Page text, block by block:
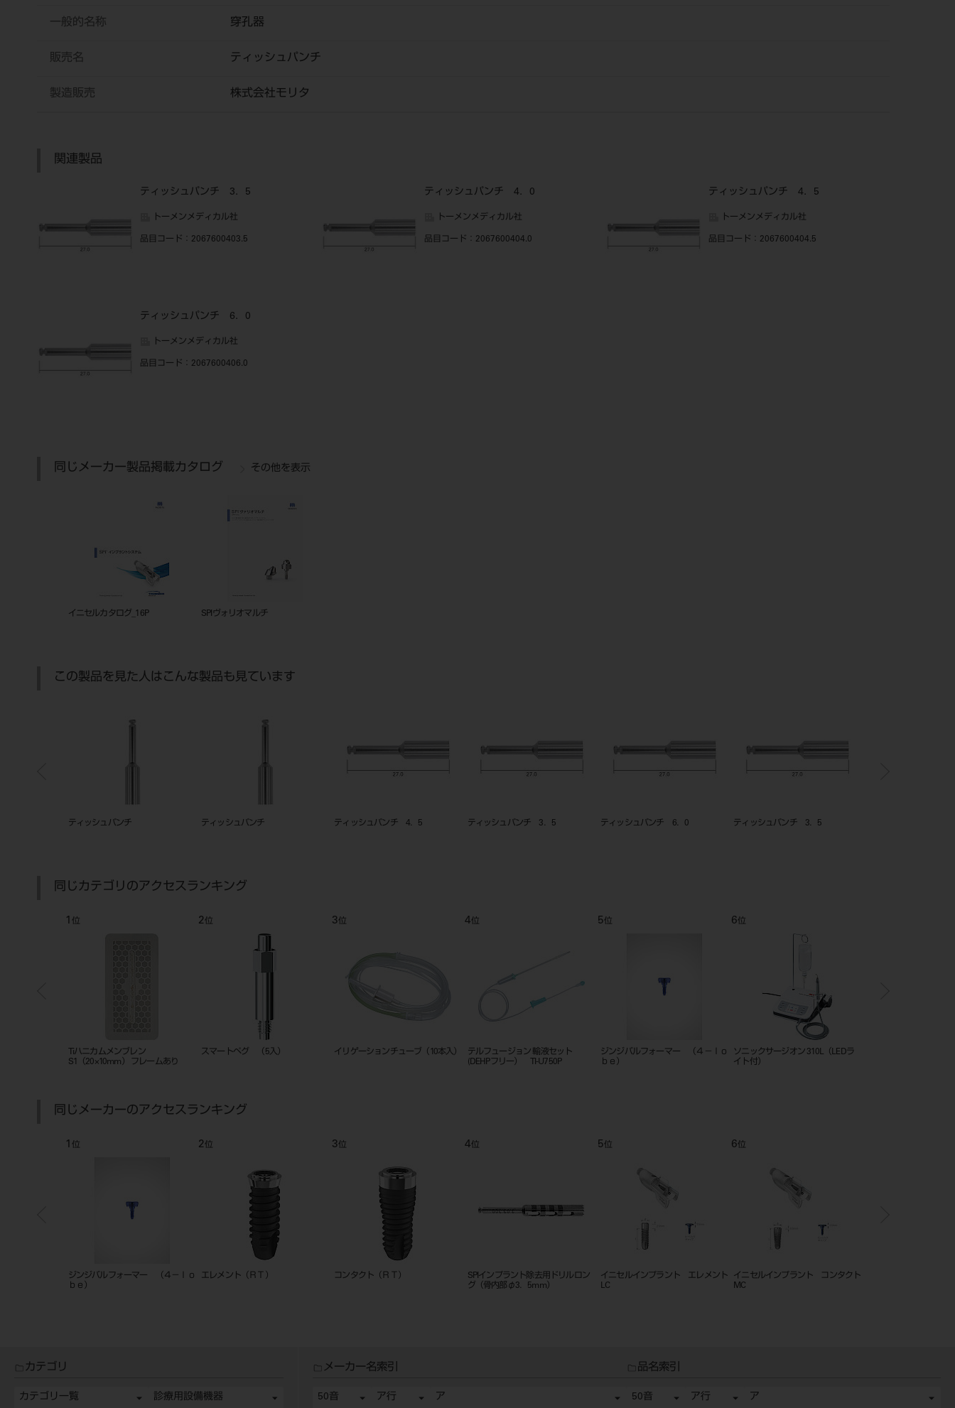
一般的名称 穿孔器
販売名 ティッシュパンチ
製造販売 株式会社モリタ
関連製品
ティッシュパンチ 3．5
トーメンメディカル社
品目コード ：2067600403.5
ティッシュパンチ 4．0
トーメンメディカル社
品目コード ：2067600404.0
ティッシュパンチ 4．5
トーメンメディカル社
品目コード ：2067600404.5
ティッシュパンチ 6．0
トーメンメディカル社
品目コード ：2067600406.0
同じメーカー製品掲載カタログ その他を表示
イニセルカタログ_16P SPIヴォリオマルチ
この製品を見た人はこんな製品も見ています
ティッシュパンチ 4．0
ティッシュコンディショナーCPC
ティッシュコンディショナー フレ
ティッシュコンディショナー フレ
ティッシュパンチ ティッシュパンチ
同じカテゴリのアクセスランキング
7 位
バキュームチップアダプター
8 位
エレメント（ＲＴ）
9位
スマ－トペグマウント （5入）＃
10位
コンタクト（ＲＴ）
11位
SPIインプラント除去用ドリルロン
グ（骨内部φ3．5mm）
12位
イニセルインプラント エレメント
LC
同じメーカーのアクセスランキング
7 位
イニセルインプラント エレメント
RC
8 位
イニセルインプラント コンタクト
9位
イニセルインプラント エレメント
10位
ボーンカウンタードリル
11位
ＭＯＮＯスクリュードライバー
12位
イージーアバットメント２０°ロン
グ（単品）
カテゴリ
カテゴリ一覧 診療用設備機器
メーカー名索引
50音 ア行 ア
品名索引
50音 ア行 ア